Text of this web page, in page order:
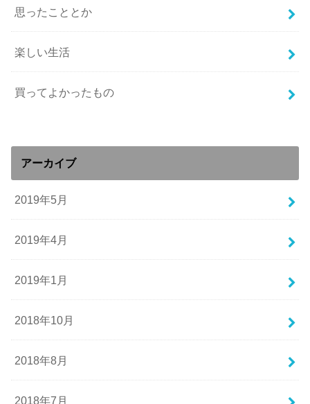
思ったこととか
楽しい生活
買ってよかったもの
アーカイブ
2019年5月
2019年4月
2019年1月
2018年10月
2018年8月
2018年7月